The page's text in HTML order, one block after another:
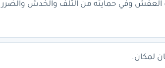
العفش وفي حمايته من التلف والخدش والضرر
لمكان.